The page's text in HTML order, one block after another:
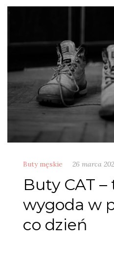
Buty męskie 26 marca
Buty CAT –
wygoda w
co dzień